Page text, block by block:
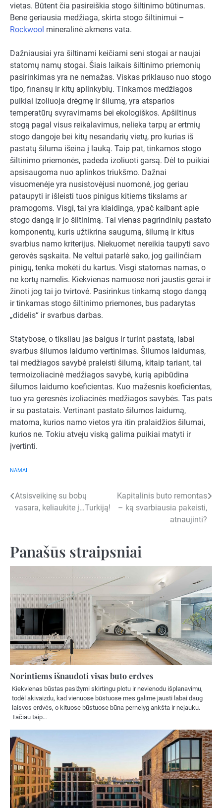
vietas. Būtent čia pasireiškia stogo šiltinimo būtinumas.
Bene geriausia medžiaga, skirta stogo šiltinimui –
Rockwool mineralinė akmens vata.
Dažniausiai yra šiltinami keičiami seni stogai ar naujai
statomų namų stogai. Šiais laikais šiltinimo priemonių
pasirinkimas yra ne nemažas. Viskas priklauso nuo stogo
tipo, finansų ir kitų aplinkybių. Tinkamos medžiagos
puikiai izoliuoja drėgmę ir šilumą, yra atsparios
temperatūrų svyravimams bei ekologiškos. Apšiltinus
stogą pagal visus reikalavimus, nelieka tarpų ar ertmių
stogo dangoje bei kitų nesandarių vietų, pro kurias iš
pastatų šiluma išeina į lauką. Taip pat, tinkamos stogo
šiltinimo priemonės, padeda izoliuoti garsą. Dėl to puikiai
apsisaugoma nuo aplinkos triukšmo. Dažnai
visuomenėje yra nusistovėjusi nuomonė, jog geriau
pataupyti ir išleisti tuos pinigus kitiems tikslams ar
pramogoms. Visgi, tai yra klaidinga, ypač kalbant apie
stogo dangą ir jo šiltinimą. Tai vienas pagrindinių pastato
komponentų, kuris užtikrina saugumą, šilumą ir kitus
svarbius namo kriterijus. Niekuomet nereikia taupyti savo
gerovės sąskaita. Ne veltui patarlė sako, jog gailinčiam
pinigų, tenka mokėti du kartus. Visgi statomas namas, o
ne kortų namelis. Kiekvienas namuose nori jaustis gerai ir
žinoti jog tai jo tvirtovė. Pasirinkus tinkamą stogo dangą
ir tinkamas stogo šiltinimo priemones, bus padarytas
„didelis“ ir svarbus darbas.
Statybose, o tiksliau jas baigus ir turint pastatą, labai
svarbus šilumos laidumo vertinimas. Šilumos laidumas,
tai medžiagos savybė praleisti šilumą, kitaip tariant, tai
termoizoliacinė medžiagos savybė, kurią apibūdina
šilumos laidumo koeficientas. Kuo mažesnis koeficientas,
tuo yra geresnės izoliacinės medžiagos savybės. Tas pats
ir su pastatais. Vertinant pastato šilumos laidumą,
matoma, kurios namo vietos yra itin pralaidžios šilumai,
kurios ne. Tokiu atveju viską galima puikiai matyti ir
įvertinti.
NAMAI
Navigacija
Atsisveikinę su bobų
vasara, keliaukite į…Turkiją!
Kapitalinis buto remontas
– ką svarbiausia pakeisti,
atnaujinti?
Panašūs straipsniai
Norintiems išnaudoti visas buto erdves
Kiekvienas būstas pasižymi skirtingu plotu ir nevienodu išplanavimu,
todėl akivaizdu, kad vienuose būstuose mes galime jausti labai daug
laisvos erdvės, o kituose būstuose būna pernelyg ankšta ir nejauku.
Tačiau taip…